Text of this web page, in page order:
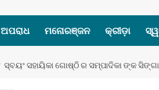
ଅପରାଧ ମନୋରଞ୍ଜନ କ୍ରୀଡ଼ା
ସ୍ବୟଂ ସହାୟିକା ଗୋଷ୍ଠି ର ସମ୍ପାଦିକା ଙ୍କ